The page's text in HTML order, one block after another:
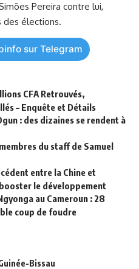
Pereira contre⁤ lui,
des ⁢élections.
sur Telegram
CFA Retrouvés,
– Enquête et Détails
: des dizaines se rendent à
du staff de Samuel
entre la Chine et
le développement
au Cameroun : 28
coup de foudre
Bissau